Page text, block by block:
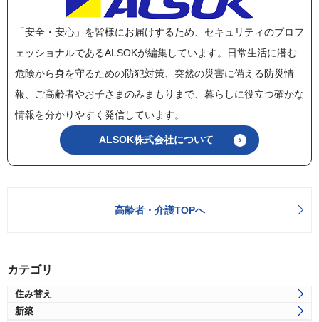
「安全・安心」を皆様にお届けするため、セキュリティのプロフ
ェッショナルであるALSOKが編集しています。日常生活に潜む
危険から身を守るための防犯対策、突然の災害に備える防災情
報、ご高齢者やお子さまのみまもりまで、暮らしに役立つ確かな
情報を分かりやすく発信しています。
ALSOK株式会社について
高齢者・介護TOPへ
カテゴリ
住み替え
新築